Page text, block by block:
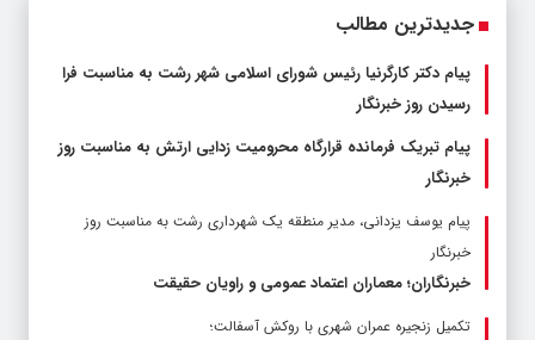
جدیدترین مطالب
پیام دکتر کارگرنیا رئیس شورای اسلامی شهر رشت به مناسبت فرا
رسیدن روز خبرنگار
پیام تبریک فرمانده قرارگاه محرومیت‌ زدایی ارتش به مناسبت روز
خبرنگار
پیام یوسف یزدانی، مدیر منطقه یک شهرداری رشت به مناسبت روز
خبرنگار
خبرنگاران؛ معماران اعتماد عمومی و راویان حقیقت
تکمیل زنجیره عمران شهری با روکش آسفالت؛